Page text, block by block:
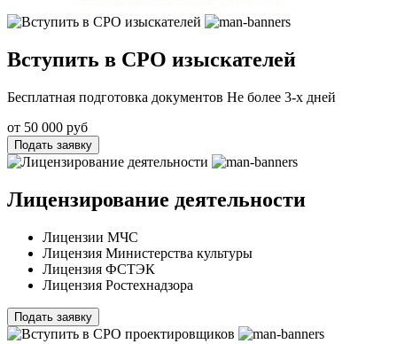
Вступить в СРО изыскателей
Бесплатная подготовка документов Не более 3-х дней
от 50 000 руб
Подать заявку
Лицензирование деятельности
Лицензии МЧС
Лицензия Министерства культуры
Лицензия ФСТЭК
Лицензия Ростехнадзора
Подать заявку